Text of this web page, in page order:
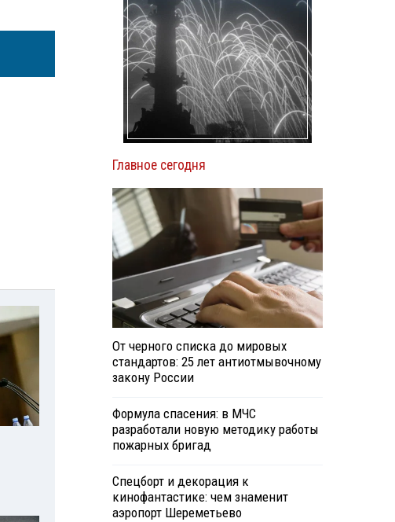
Главное сегодня
От черного списка до мировых
стандартов: 25 лет антиотмывочному
закону России
Формула спасения: в МЧС
разработали новую методику работы
пожарных бригад
Спецборт и декорация к
кинофантастике: чем знаменит
аэропорт Шереметьево